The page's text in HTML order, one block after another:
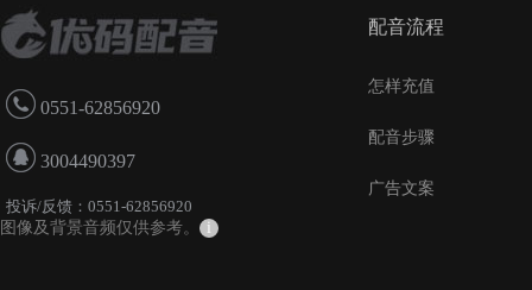
0551-62856920
3004490397
投诉/反馈：0551-62856920
图像及背景音频仅供参考。
i
配音流程
怎样充值
配音步骤
广告文案